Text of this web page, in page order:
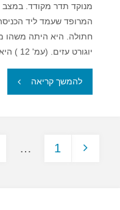
מנוקד תדר מקודד.
המרופד שעמד ליד
חתולה. היא היתה משהו
יוגורט עזים. (עמ' 12 ) היא בת שלושים. חיי הנישואין …
להמשך קריאה "באביב
1
…